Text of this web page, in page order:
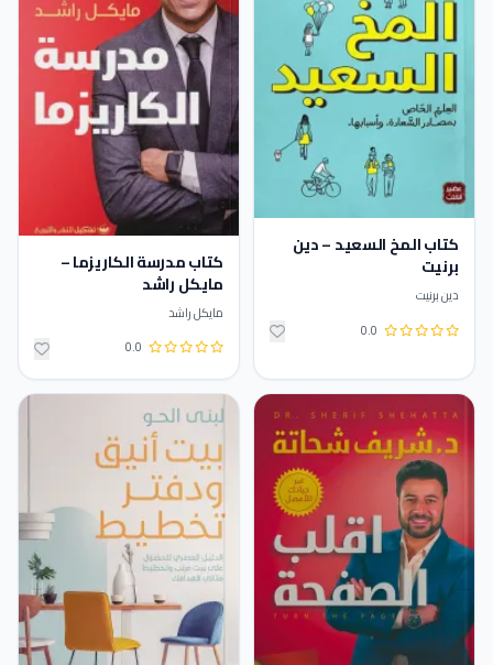
كتاب المخ السعيد – دين
برنيت
دين برنيت
0.0
كتاب مدرسة الكاريزما –
مايكل راشد
مايكل راشد
0.0